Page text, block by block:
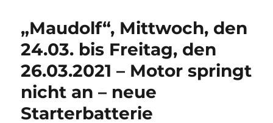
„Maudolf“, Mittwoch, den
24.03. bis Freitag, den
26.03.2021 – Motor springt
nicht an – neue
Starterbatterie